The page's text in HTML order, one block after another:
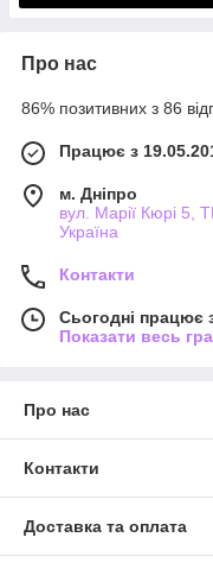
Про нас
86% позитивних з 86
Працює з
м. Дніпро
вул. Марії Кюрі 5,
Україна
Контакти
Сьогодні працює
Показати весь
Про нас
Контакти
Доставка та оплата